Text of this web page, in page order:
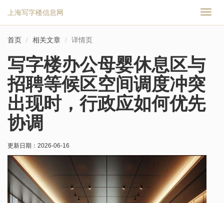
切
上海写字楼信息网
首页 相关文章 详情页
写字楼办公母婴休息区与
招聘等候区空间调度冲突
出现时，行政应如何优先
协调
更新日期： 2026-06-16